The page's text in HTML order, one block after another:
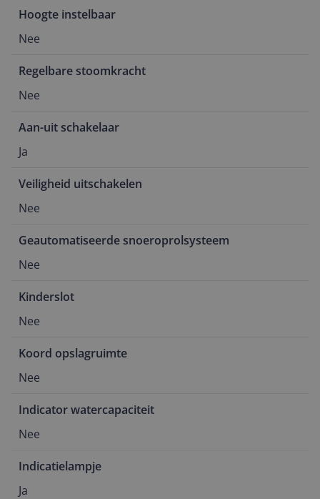
Hoogte instelbaar
Nee
Regelbare stoomkracht
Nee
Aan-uit schakelaar
Ja
Veiligheid uitschakelen
Nee
Geautomatiseerde snoeroprolsysteem
Nee
Kinderslot
Nee
Koord opslagruimte
Nee
Indicator watercapaciteit
Nee
Indicatielampje
Ja